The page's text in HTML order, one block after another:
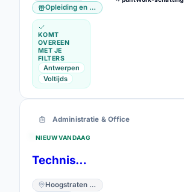
Opleiding en vorming
KOMT
OVEREEN
MET JE
FILTERS
Antwerpen
Voltijds
Administratie & Office
NIEUW VANDAAG
Technisch administratief medewerker inkoop
Hoogstraten · Antwerpen